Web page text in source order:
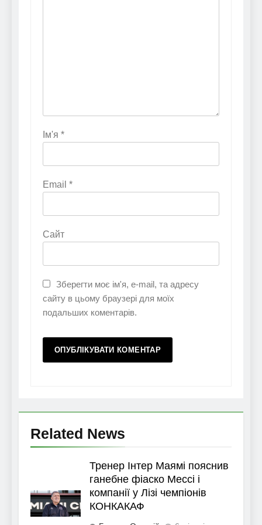
Ім'я *
Email *
Сайт
Зберегти моє ім'я, e-mail, та адресу
сайту в цьому браузері для моїх
подальших коментарів.
Related News
Тренер Інтер Маямі пояснив
ганебне фіаско Мессі і
компанії у Лізі чемпіонів
КОНКАКАФ